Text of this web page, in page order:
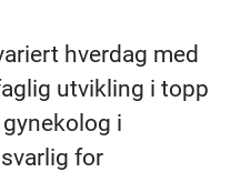
hverdag med
utvikling i topp
i
for